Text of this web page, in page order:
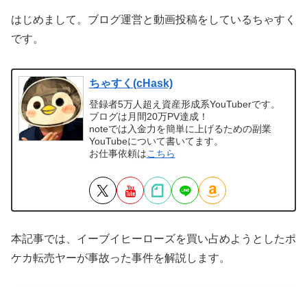
はじめまして。ブログ運営と動画投稿をしているちゃすく
です。
ちゃすく(cHask)
登録者5万人超え資産形成系YouTuberです。
ブログは月間20万PV達成！
noteでは入金力を簡単に上げるための副業
YouTubeについて書いてます。
お仕事依頼はこちら
本記事では、イーブイヒーローズを買い占めようとしたポ
ケカ転売ヤーが事故った事件を解説します。